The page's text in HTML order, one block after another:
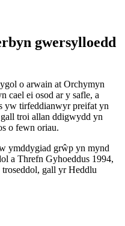
gwersylloedd
o arwain at Orchymyn
cael ei osod ar y safle, a
yw tirfeddianwyr preifat yn
troi allan ddigwydd yn
o fewn oriau.
ymddygiad grŵp yn mynd
a Threfn Gyhoeddus 1994,
gall yr Heddlu